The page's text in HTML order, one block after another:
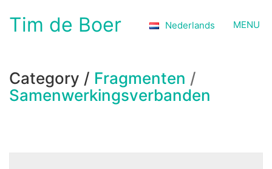
Tim de Boer Nederlands MENU
Category / Fragmenten /
Samenwerkingsverbanden